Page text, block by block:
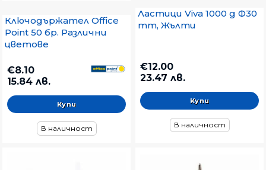
Кабари, карфици
Ключодържатели
Ластици
Ключодържател Office
Point 50 бр. Различни
цветове
€8.10
15.84 лв.
В наличност
Ластици Viva 1000 g Ф30
mm, Жълти
€12.00
23.47 лв.
В наличност